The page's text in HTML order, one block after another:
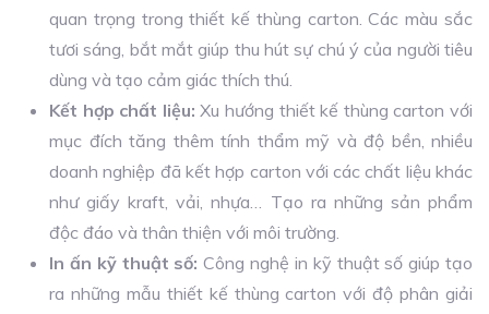
quan trọng trong thiết kế thùng carton. Các màu sắc
tươi sáng, bắt mắt giúp thu hút sự chú ý của người tiêu
dùng và tạo cảm giác thích thú.
Kết hợp chất liệu: Xu hướng thiết kế thùng carton với
mục đích tăng thêm tính thẩm mỹ và độ bền, nhiều
doanh nghiệp đã kết hợp carton với các chất liệu khác
như giấy kraft, vải, nhựa… Tạo ra những sản phẩm
độc đáo và thân thiện với môi trường.
In ấn kỹ thuật số: Công nghệ in kỹ thuật số giúp tạo
ra những mẫu thiết kế thùng carton với độ phân giải